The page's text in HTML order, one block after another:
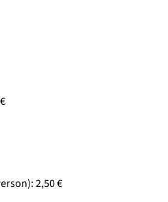
2,50 €